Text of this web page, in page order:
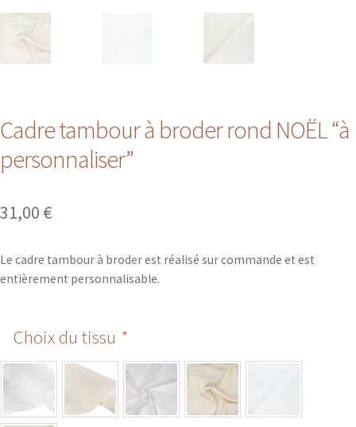
Cadre tambour à broder rond NOËL “à
personnaliser”
31,00 €
Le cadre tambour à broder est réalisé sur commande et est
entièrement personnalisable.
Choix du tissu *